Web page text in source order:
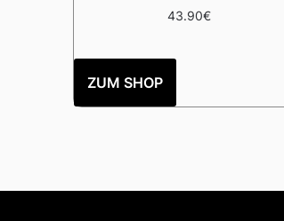
43.90€
ZUM SHOP